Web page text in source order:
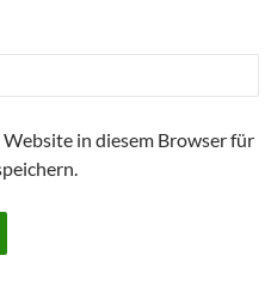
in diesem Browser für